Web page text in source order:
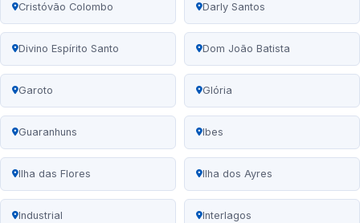
Cristóvão Colombo Darly Santos
Divino Espírito Santo Dom João Batista
Garoto Glória
Guaranhuns Ibes
Ilha das Flores Ilha dos Ayres
Industrial Interlagos